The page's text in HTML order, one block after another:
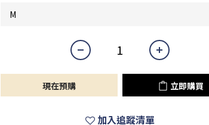
現在預購 立即購買
加入追蹤清單